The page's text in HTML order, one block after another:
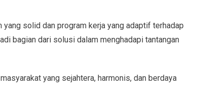
solid dan program kerja yang adaptif terhadap
bagian dari solusi dalam menghadapi tantangan
yang sejahtera, harmonis, dan berdaya